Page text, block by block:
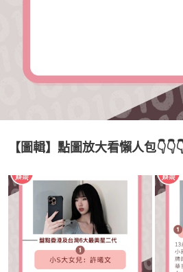
【圖輯】點圖放大看懶人包